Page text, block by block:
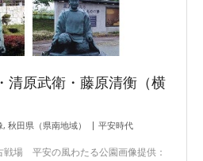
清原武衛・藤原清衡（横
, 秋田県（県南地域） 平安時代
場 平安の風わたる公園画像提供：